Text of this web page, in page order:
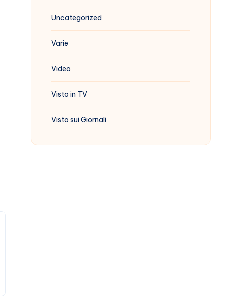
Uncategorized
Varie
Video
Visto in TV
Visto sui Giornali